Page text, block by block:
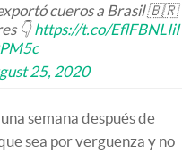
cueros a Brasil 🇧🇷
👇https://t.co/EflFBNLIiI
25, 2020
semana después de
sea por verguenza y no